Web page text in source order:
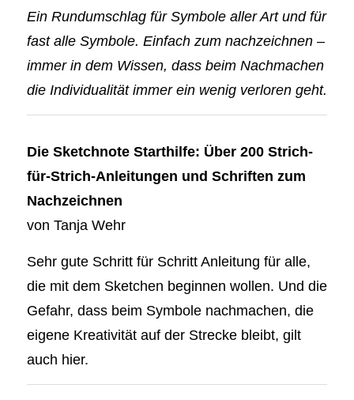
Ein Rundumschlag für Symbole aller Art und für
fast alle Symbole. Einfach zum nachzeichnen –
immer in dem Wissen, dass beim Nachmachen
die Individualität immer ein wenig verloren geht.
Die Sketchnote Starthilfe: Über 200 Strich-
für-Strich-Anleitungen und Schriften zum
Nachzeichnen
von Tanja Wehr
Sehr gute Schritt für Schritt Anleitung für alle,
die mit dem Sketchen beginnen wollen. Und die
Gefahr, dass beim Symbole nachmachen, die
eigene Kreativität auf der Strecke bleibt, gilt
auch hier.